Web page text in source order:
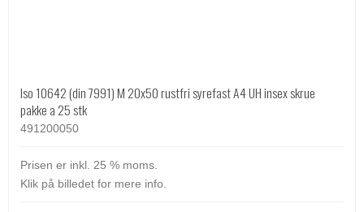
Iso 10642 (din 7991) M 20x50 rustfri syrefast A4 UH insex skrue
pakke a 25 stk
491200050
Prisen er inkl. 25 % moms.
Klik på billedet for mere info.